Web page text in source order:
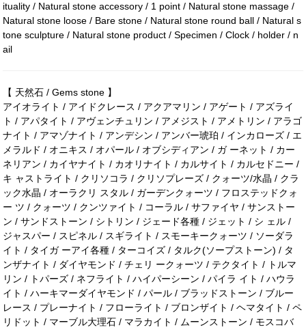
ituality / Natural stone accessory / 1 point / Natural stone massage /
Natural stone loose / Bare stone / Natural stone round ball / Natural s
tone sculpture / Natural stone product / Specimen / Clock / holder / n
ail
【 天然石 / Gems stone 】
アイオライト / アイドクレース / アクアマリン / アゲート / アズライ
ト / アパタイト / アヴェンチュリン / アメジスト / アメトリン / アラゴ
ナイト / アマゾナイト / アンデシン / アンバー琥珀 / インカローズ / エ
メラルド / オニキス / オパール / オブシディアン / ガ ーネット / カー
ネリアン / カイヤナイト / カオリナイト / カルサイト / カルセドニー /
キ ャストライト / クリソコラ / クリソプレーズ / クォーツ/水晶 / クラ
ック水晶 / オーラクリ スタル / ガーデンクォーツ / フロステッドクォ
ー ツ / クォーツ / クンツァイト / コーラル / サファイヤ / サンストー
ン / サンドストーン / シトリン / ジェード各種 / ジェット / シ ェル /
ジャスパー / スピネル / スギライト / スモーキークォーツ / ソーダラ
イト / タイガ ーアイ各種 / ターコイズ / タルク(ソープストーン) / タ
ンザナイト / ダイヤモンド / チェリ ークォーツ / テクタイト / トルマ
リン / トパーズ / ネフライト / ハイパーシーン / パイラ イト / ハウラ
イト / ハーキマーダイヤモンド / パール / ブラッドストーン / ブルー
レース / プレーナイト / フローライト / ブロンザイト / ヘマタイト / ペ
リドット / マーブル大理石 / マラカイト / ムーンストーン / モスコバ